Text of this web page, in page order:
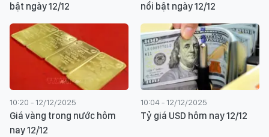
bật ngày 12/12
nổi bật ngày 12/12
10:20 - 12/12/2025
Giá vàng trong nước hôm
nay 12/12
10:04 - 12/12/2025
Tỷ giá USD hôm nay 12/12